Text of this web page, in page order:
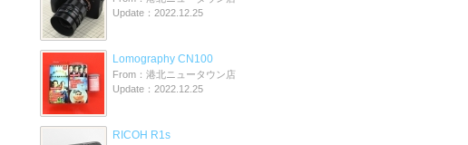
Update：2022.12.25
Lomography CN100
From：港北ニュータウン店
Update：2022.12.25
RICOH R1s